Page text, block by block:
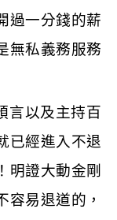
過一分錢的薪
無私義務服務
言以及主持百
已經進入不退
明證大動金剛
容易退道的，